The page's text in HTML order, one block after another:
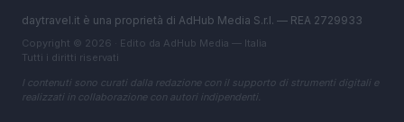
daytravel.it è una proprietà di AdHub Media S.r.l. — REA 2729933
Copyright © 2026 · Edito da AdHub Media — Italia
Tutti i diritti riservati
I contenuti sono curati dalla redazione con il supporto di strumenti digitali e
realizzati in collaborazione con autori indipendenti.